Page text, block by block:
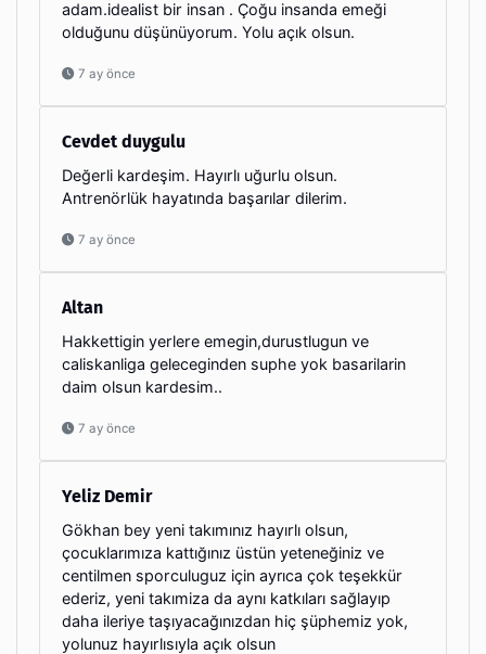
adam.idealist bir insan . Çoğu insanda emeği
olduğunu düşünüyorum. Yolu açık olsun.
7 ay önce
Cevdet duygulu
Değerli kardeşim. Hayırlı uğurlu olsun.
Antrenörlük hayatında başarılar dilerim.
7 ay önce
Altan
Hakkettigin yerlere emegin,durustlugun ve
caliskanliga geleceginden suphe yok basarilarin
daim olsun kardesim..
7 ay önce
Yeliz Demir
Gökhan bey yeni takımınız hayırlı olsun,
çocuklarımıza kattığınız üstün yeteneğiniz ve
centilmen sporculuguz için ayrıca çok teşekkür
ederiz, yeni takımiza da aynı katkıları sağlayıp
daha ileriye taşıyacağınızdan hiç şüphemiz yok,
yolunuz hayırlısıyla açık olsun